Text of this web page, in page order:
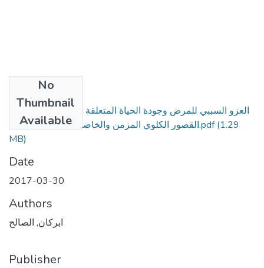
No
Thumbnail
Available
العزو السببي للمرض وجودة الحياة المتعلقة بالصحة لدى مرضى
القصور الكلوي المزمن والخاضعين للغسيل الكلوي.pdf(1.29
MB)
Date
2017-03-30
Authors
ابركان, الصالح
Publisher